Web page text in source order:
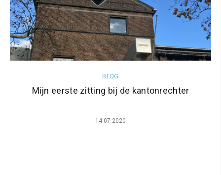
BLOG
Mijn eerste zitting bij de kantonrechter
14-07-2020